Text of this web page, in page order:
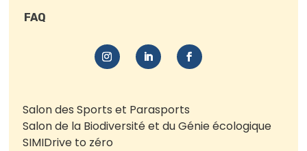
FAQ
Salon des Sports et Parasports
Salon de la Biodiversité et du Génie écologique
SIMIDrive to zéro